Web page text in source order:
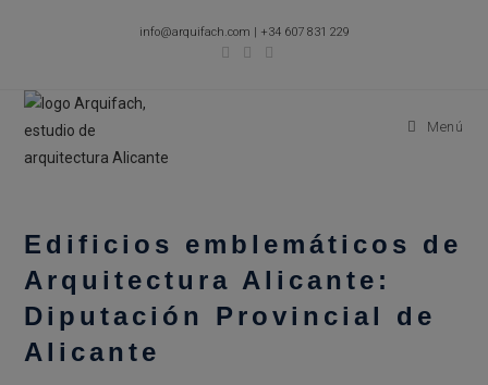
info@arquifach.com | +34 607 831 229
Menú
Edificios emblemáticos de
Arquitectura Alicante:
Diputación Provincial de
Alicante